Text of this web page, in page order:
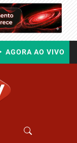
AGORA AO VIVO